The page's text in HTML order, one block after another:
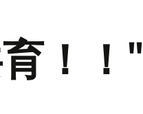
！！"